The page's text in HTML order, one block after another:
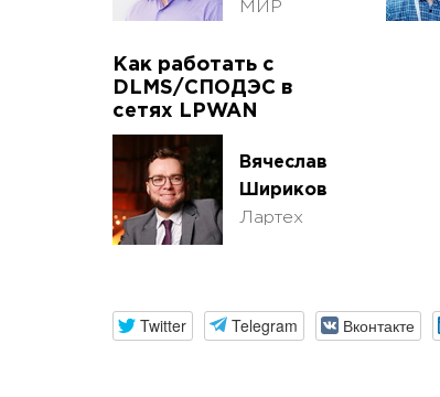
МИР
Как работать с
DLMS/СПОДЭС в
сетях LPWAN
Вячеслав
Шириков
Лартех
Twitter Telegram Вконтакте